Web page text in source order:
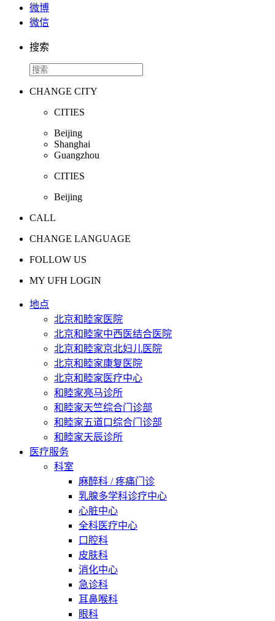
微博
微信
搜索
CHANGE CITY
CITIES
Beijing
Shanghai
Guangzhou
CITIES
Beijing
CALL
CHANGE LANGUAGE
FOLLOW US
MY UFH LOGIN
地点
北京和睦家医院
北京和睦家中西医结合医院
北京和睦家京北妇儿医院
北京和睦家康复医院
北京和睦家医疗中心
和睦家亮马诊所
和睦家天竺综合门诊部
和睦家五道口综合门诊部
和睦家天辰诊所
医疗服务
科室
麻醉科 / 疼痛门诊
乳腺多学科诊疗中心
心脏中心
全科医疗中心
口腔科
皮肤科
消化中心
急诊科
耳鼻喉科
眼科